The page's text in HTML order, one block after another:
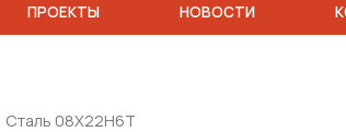
ПРОЕКТЫ НОВОСТИ
Сталь 08X22Н6Т